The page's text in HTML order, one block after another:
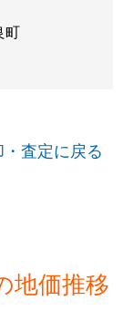
町
査定に戻る
地価推移